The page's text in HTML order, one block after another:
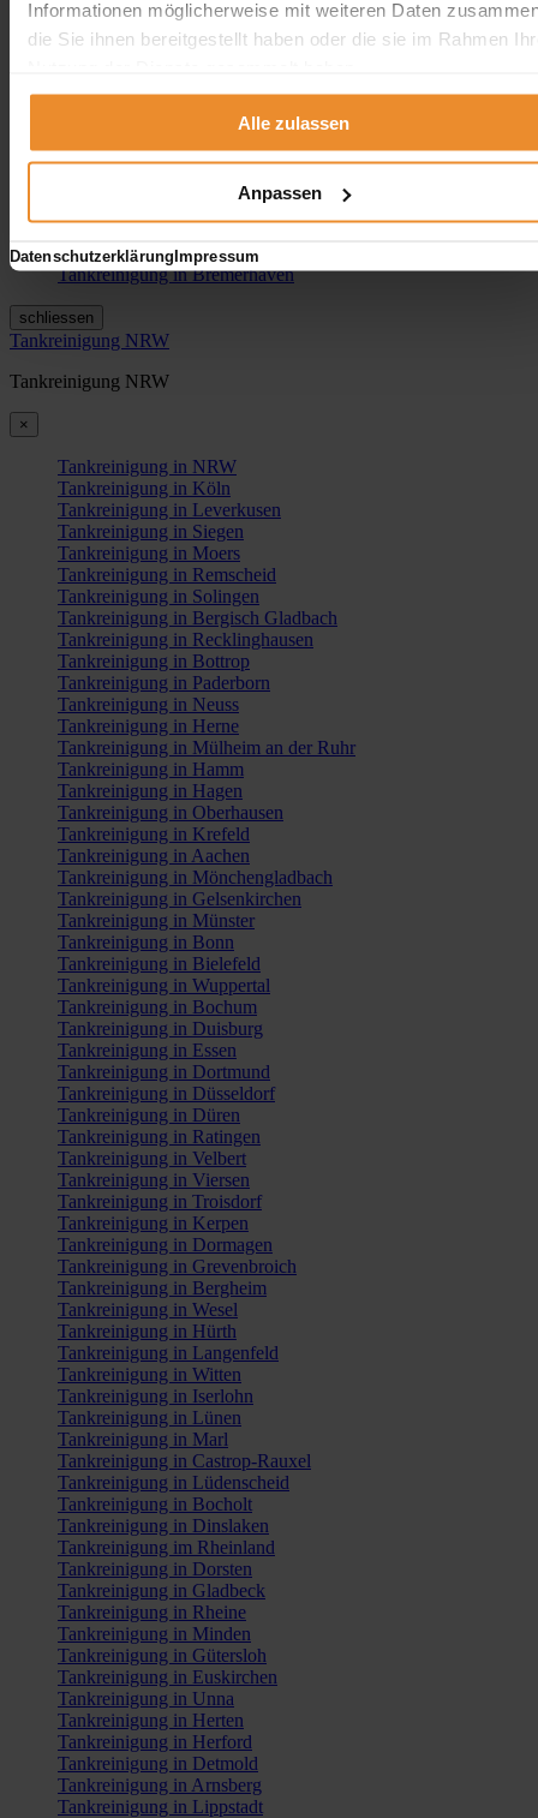
Informationen möglicherweise mit weiteren Daten
die Sie ihnen bereitgestellt haben oder die sie im Rahmen
Alle zulassen
Anpassen
DatenschutzerklärungImpressum
Tankreinigung vor Ort
Tankreinigung Deutschland
Tankreinigung in der Nähe
Tankreinigung in Bremen
Tankreinigung in Bremerhaven
schliessen
Tankreinigung NRW
Tankreinigung NRW
×
Tankreinigung in NRW
Tankreinigung in Köln
Tankreinigung in Leverkusen
Tankreinigung in Siegen
Tankreinigung in Moers
Tankreinigung in Remscheid
Tankreinigung in Solingen
Tankreinigung in Bergisch Gladbach
Tankreinigung in Recklinghausen
Tankreinigung in Bottrop
Tankreinigung in Paderborn
Tankreinigung in Neuss
Tankreinigung in Herne
Tankreinigung in Mülheim an der Ruhr
Tankreinigung in Hamm
Tankreinigung in Hagen
Tankreinigung in Oberhausen
Tankreinigung in Krefeld
Tankreinigung in Aachen
Tankreinigung in Mönchengladbach
Tankreinigung in Gelsenkirchen
Tankreinigung in Münster
Tankreinigung in Bonn
Tankreinigung in Bielefeld
Tankreinigung in Wuppertal
Tankreinigung in Bochum
Tankreinigung in Duisburg
Tankreinigung in Essen
Tankreinigung in Dortmund
Tankreinigung in Düsseldorf
Tankreinigung in Düren
Tankreinigung in Ratingen
Tankreinigung in Velbert
Tankreinigung in Viersen
Tankreinigung in Troisdorf
Tankreinigung in Kerpen
Tankreinigung in Dormagen
Tankreinigung in Grevenbroich
Tankreinigung in Bergheim
Tankreinigung in Wesel
Tankreinigung in Hürth
Tankreinigung in Langenfeld
Tankreinigung in Witten
Tankreinigung in Iserlohn
Tankreinigung in Lünen
Tankreinigung in Marl
Tankreinigung in Castrop-Rauxel
Tankreinigung in Lüdenscheid
Tankreinigung in Bocholt
Tankreinigung in Dinslaken
Tankreinigung im Rheinland
Tankreinigung in Dorsten
Tankreinigung in Gladbeck
Tankreinigung in Rheine
Tankreinigung in Minden
Tankreinigung in Gütersloh
Tankreinigung in Euskirchen
Tankreinigung in Unna
Tankreinigung in Herten
Tankreinigung in Herford
Tankreinigung in Detmold
Tankreinigung in Arnsberg
Tankreinigung in Lippstadt